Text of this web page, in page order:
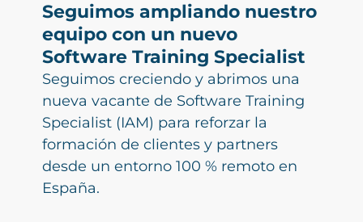
Seguimos ampliando nuestro
equipo con un nuevo
Software Training Specialist
Seguimos creciendo y abrimos una
nueva vacante de Software Training
Specialist (IAM) para reforzar la
formación de clientes y partners
desde un entorno 100 % remoto en
España.